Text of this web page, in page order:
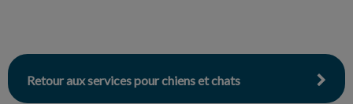
Retour aux services pour chiens et chats